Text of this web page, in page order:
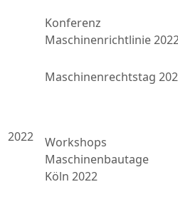
2022
Konferenz
Maschinenrichtlinie
Maschinenrechtstag
Workshops
Maschinenbautage
Köln 2022